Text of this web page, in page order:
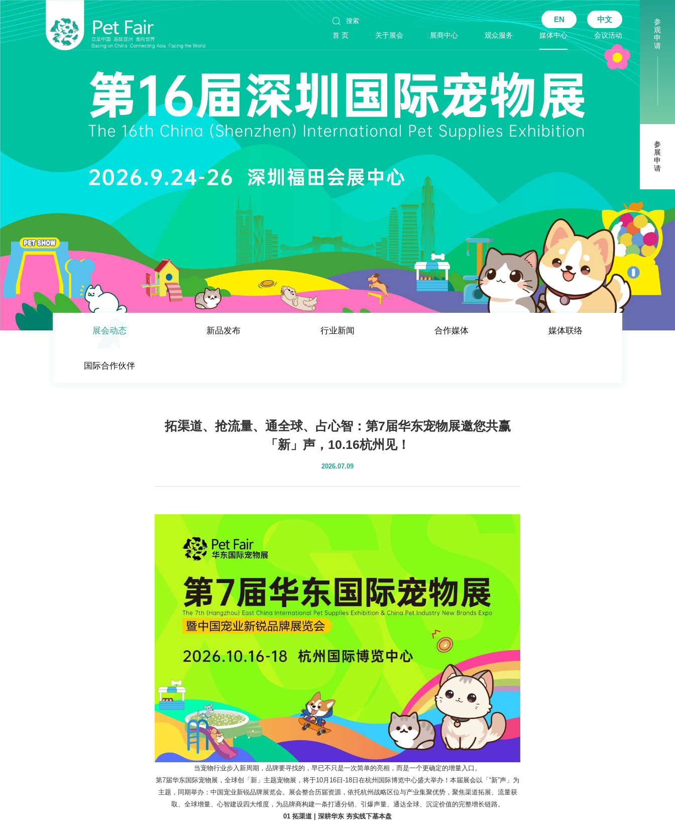
参
观
申
请
参
展
申
请
EN 中文
首 页 关于展会 展商中心 观众服务 媒体中心 会议活动
展会动态 新品发布 行业新闻 合作媒体 媒体联络
国际合作伙伴
拓渠道、抢流量、通全球、占心智：第7届华东宠物展邀您共赢
「新」声，10.16杭州见！
2026.07.09
当宠物行业步入新周期，品牌要寻找的，早已不只是一次简单的亮相，而是一个更确定的增量入口。
第7届华东国际宠物展，全球创「新」主题宠物展，将于10月16日-18日在杭州国际博览中心盛大举办！本届展会以「“新”声」为
主题，同期举办：中国宠业新锐品牌展览会。展会整合历届资源，依托杭州战略区位与产业集聚优势，聚焦渠道拓展、流量获
取、全球增量、心智建设四大维度，为品牌商构建一条打通分销、引爆声量、通达全球、沉淀价值的完整增长链路。
01 拓渠道 | 深耕华东 夯实线下基本盘